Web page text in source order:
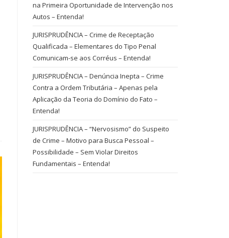
na Primeira Oportunidade de Intervenção nos
Autos – Entenda!
JURISPRUDÊNCIA – Crime de Receptação
Qualificada – Elementares do Tipo Penal
Comunicam-se aos Corréus – Entenda!
JURISPRUDÊNCIA – Denúncia Inepta – Crime
Contra a Ordem Tributária – Apenas pela
Aplicação da Teoria do Domínio do Fato –
Entenda!
JURISPRUDÊNCIA – “Nervosismo” do Suspeito
de Crime – Motivo para Busca Pessoal –
Possibilidade – Sem Violar Direitos
Fundamentais – Entenda!